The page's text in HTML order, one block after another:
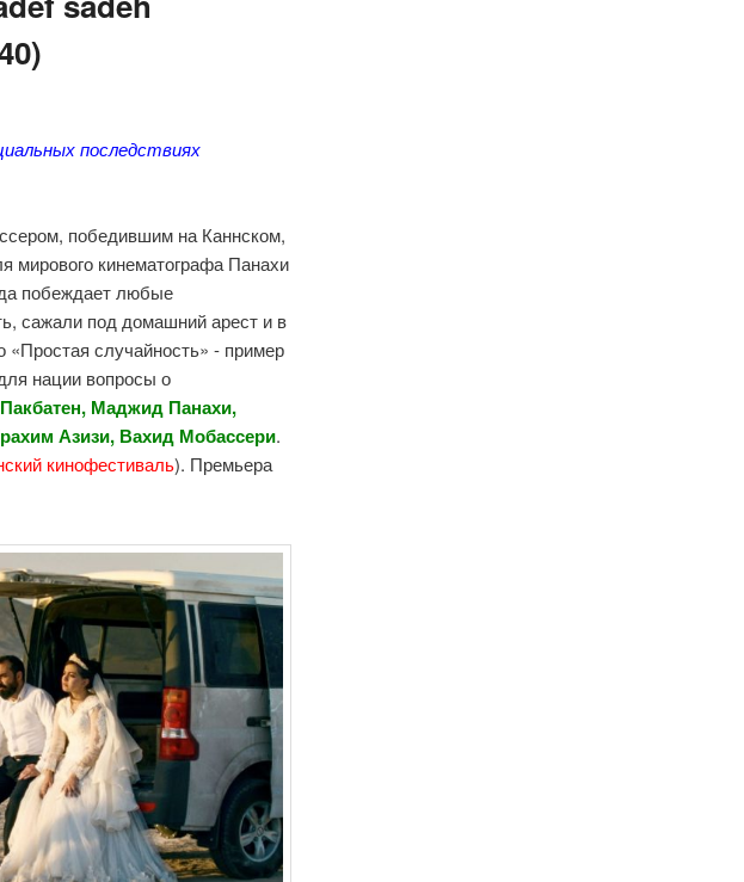
последствиях
победившим на Каннском,
мирового кинематографа Панахи
побеждает любые
сажали под домашний арест и в
«Простая случайность» - пример
нации вопросы о
Маджид Панахи,
Азизи, Вахид Мобассери.
кинофестиваль). Премьера